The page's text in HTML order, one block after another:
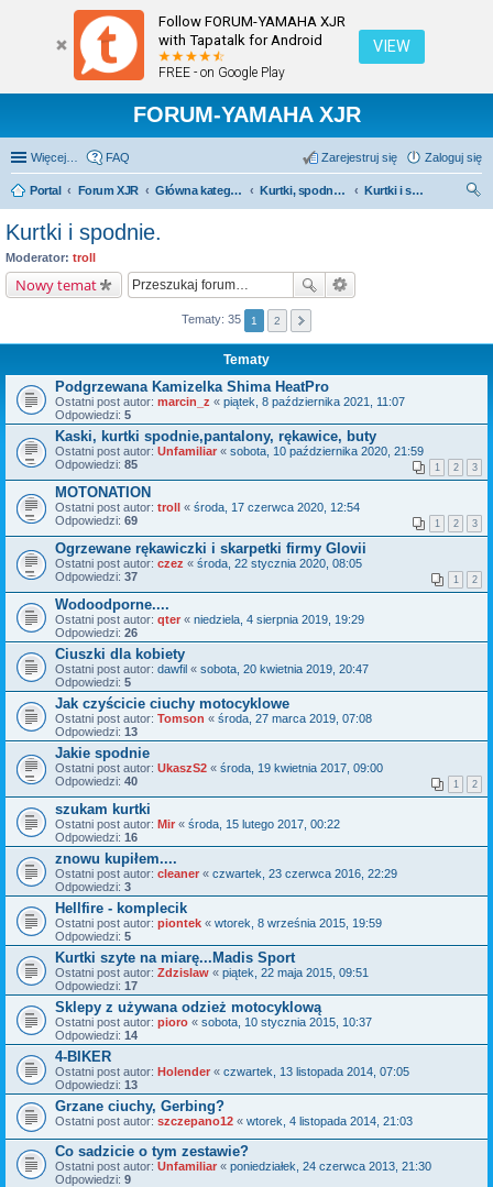
Follow FORUM-YAMAHA XJR
with Tapatalk for Android
FREE - on Google Play
VIEW
FORUM-YAMAHA XJR
Więcej… FAQ Zaloguj się
Zarejestruj się
Portal Forum XJR Główna kategoria forum Kurtki, spodnie, kaski, buty, rękawice itp.
Kurtki i spodnie.
Kurtki i spodnie.
Moderator: troll
Nowy temat
Tematy: 35 1 2
Tematy
Podgrzewana Kamizelka Shima HeatPro
Ostatni post autor: marcin_z « piątek, 8 października 2021, 11:07
Odpowiedzi: 5
Kaski, kurtki spodnie,pantalony, rękawice, buty
Ostatni post autor: Unfamiliar « sobota, 10 października 2020, 21:59
Odpowiedzi: 85 1 2 3
MOTONATION
Ostatni post autor: troll « środa, 17 czerwca 2020, 12:54
Odpowiedzi: 69 1 2 3
Ogrzewane rękawiczki i skarpetki firmy Glovii
Ostatni post autor: czez « środa, 22 stycznia 2020, 08:05
Odpowiedzi: 37 1 2
Wodoodporne....
Ostatni post autor: qter « niedziela, 4 sierpnia 2019, 19:29
Odpowiedzi: 26
Ciuszki dla kobiety
Ostatni post autor: dawfil « sobota, 20 kwietnia 2019, 20:47
Odpowiedzi: 5
Jak czyścicie ciuchy motocyklowe
Ostatni post autor: Tomson « środa, 27 marca 2019, 07:08
Odpowiedzi: 13
Jakie spodnie
Ostatni post autor: UkaszS2 « środa, 19 kwietnia 2017, 09:00
Odpowiedzi: 40 1 2
szukam kurtki
Ostatni post autor: Mir « środa, 15 lutego 2017, 00:22
Odpowiedzi: 16
znowu kupiłem....
Ostatni post autor: cleaner « czwartek, 23 czerwca 2016, 22:29
Odpowiedzi: 3
Hellfire - komplecik
Ostatni post autor: piontek « wtorek, 8 września 2015, 19:59
Odpowiedzi: 5
Kurtki szyte na miarę...Madis Sport
Ostatni post autor: Zdzislaw « piątek, 22 maja 2015, 09:51
Odpowiedzi: 17
Sklepy z używana odzież motocyklową
Ostatni post autor: pioro « sobota, 10 stycznia 2015, 10:37
Odpowiedzi: 14
4-BIKER
Ostatni post autor: Holender « czwartek, 13 listopada 2014, 07:05
Odpowiedzi: 13
Grzane ciuchy, Gerbing?
Ostatni post autor: szczepano12 « wtorek, 4 listopada 2014, 21:03
Co sadzicie o tym zestawie?
Ostatni post autor: Unfamiliar « poniedziałek, 24 czerwca 2013, 21:30
Odpowiedzi: 9